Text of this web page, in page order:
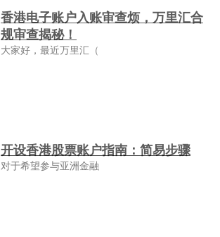
香港电子账户入账审查烦，万里汇合
规审查揭秘！
大家好，最近万里汇（
开设香港股票账户指南：简易步骤
对于希望参与亚洲金融